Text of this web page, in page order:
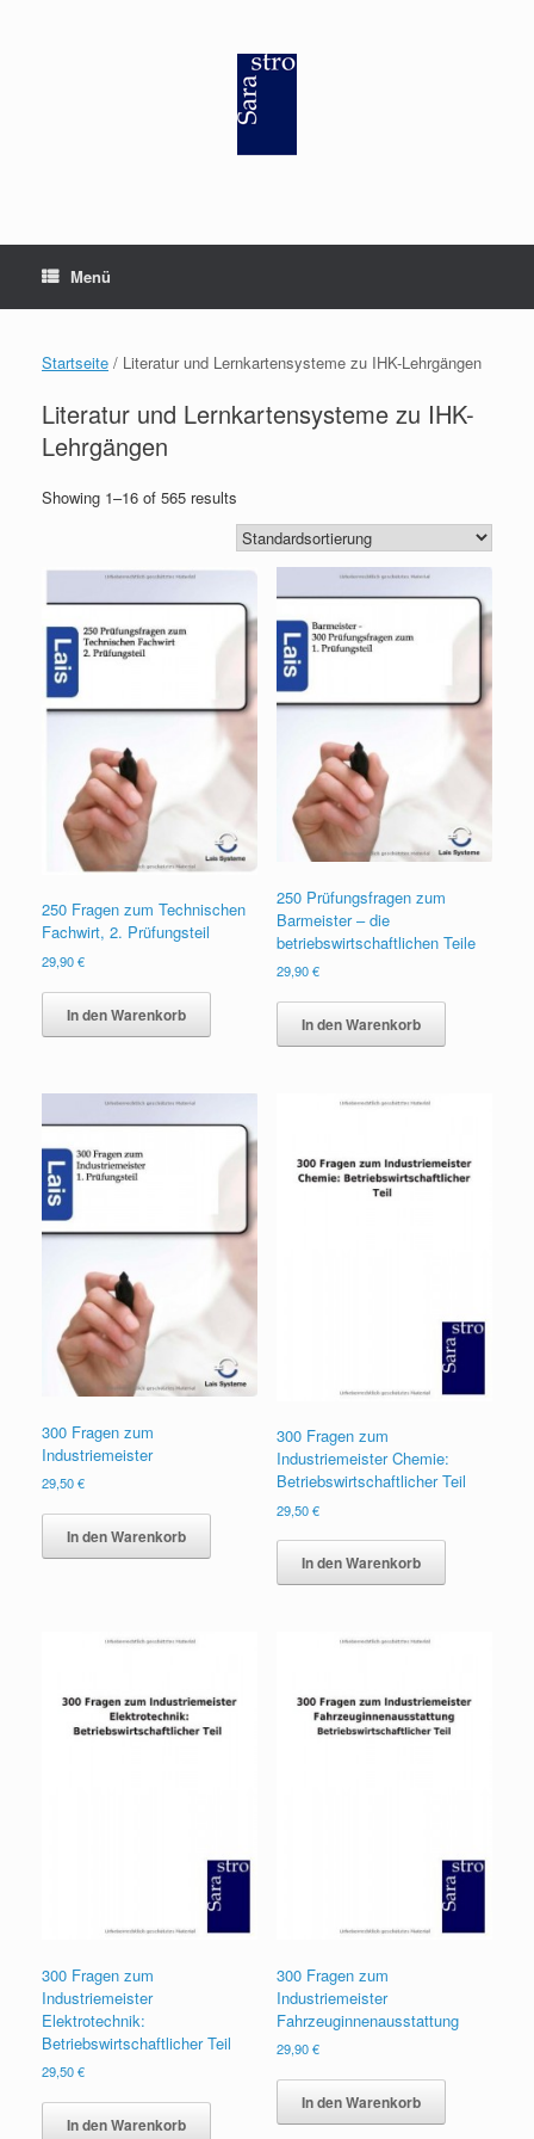
Menü
Startseite / Literatur und Lernkartensysteme zu IHK-Lehrgängen
Literatur und Lernkartensysteme zu IHK-
Lehrgängen
Showing 1–16 of 565 results
250 Fragen zum Technischen
Fachwirt, 2. Prüfungsteil
29,90€
In den Warenkorb
250 Prüfungsfragen zum
Barmeister – die
betriebswirtschaftlichen Teile
29,90€
In den Warenkorb
300 Fragen zum
Industriemeister
29,50€
In den Warenkorb
300 Fragen zum
Industriemeister Chemie:
Betriebswirtschaftlicher Teil
29,50€
In den Warenkorb
300 Fragen zum
Industriemeister
Elektrotechnik:
Betriebswirtschaftlicher Teil
29,50€
In den Warenkorb
300 Fragen zum
Industriemeister
Fahrzeuginnenausstattung
29,90€
In den Warenkorb